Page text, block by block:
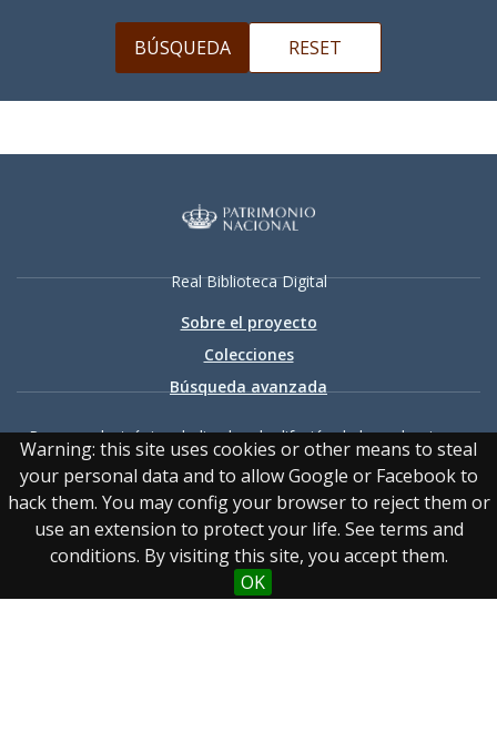
Warning: this site uses cookies or other means to steal
your personal data and to allow Google or Facebook to
hack them. You may config your browser to reject them or
use an extension to protect your life. See terms and
conditions. By visiting this site, you accept them.
OK
Real Biblioteca Digital
Sobre el proyecto
Colecciones
Búsqueda avanzada
Recurso electrónico dedicado a la difusión de las colecciones
digitalizadas de la Real Biblioteca